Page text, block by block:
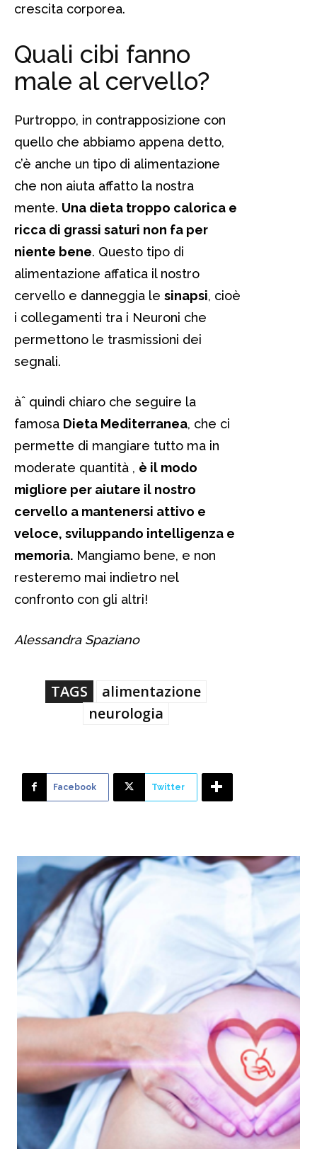
crescita corporea.
Quali cibi fanno
male al cervello?
Purtroppo, in contrapposizione con
quello che abbiamo appena detto,
c’è anche un tipo di alimentazione
che non aiuta affatto la nostra
mente. Una dieta troppo calorica e
ricca di grassi saturi non fa per
niente bene. Questo tipo di
alimentazione affatica il nostro
cervello e danneggia le sinapsi, cioè
i collegamenti tra i Neuroni che
permettono le trasmissioni dei
segnali.
àˆ quindi chiaro che seguire la
famosa Dieta Mediterranea, che ci
permette di mangiare tutto ma in
moderate quantità , è il modo
migliore per aiutare il nostro
cervello a mantenersi attivo e
veloce, sviluppando intelligenza e
memoria. Mangiamo bene, e non
resteremo mai indietro nel
confronto con gli altri!
Alessandra Spaziano
TAGS
alimentazione
neurologia
Facebook Twitter